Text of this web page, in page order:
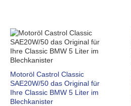
Motoröl Castrol Classic
SAE20W/50 das Original für
Ihre Classic BMW 5 Liter im
Blechkanister